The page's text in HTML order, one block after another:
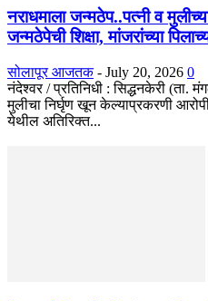
नराधमाला जन्मठेप..पत्नी व
जन्मठेपेची शिक्षा, मांजरांच्या
सोलापूर आजतक - July 20, 2026 0
नंदेश्वर / प्रतिनिधी : सिद्धनकेरी (ता.
मुलीचा निर्घृण खून केल्याप्रकरणी
येथील अतिरिक्त...